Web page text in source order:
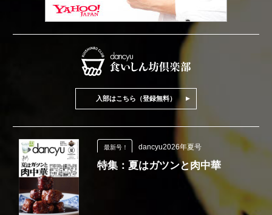
入部はこちら（登録無料）
最新号！ dancyu2026年夏号
特集：夏はガツンと肉中華